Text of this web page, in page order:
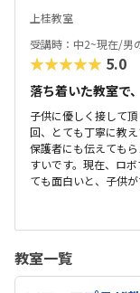
で、妥当な金額ではな
上桂教室
受講時：中2~現在/男
★★★★★ 5.0
落ち着いた教室で
子供に優しく接して
回、とても丁寧に教
保護者にも伝えても
すいです。現在、ロ
ても面白いと、子供
も、先生が追加の課
ットを触れるようで
ブロックで作るタイ
交通量が少し多いの
で、バスが来ると道
教室一覧